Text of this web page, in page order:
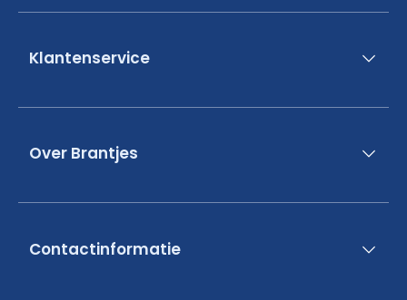
Klantenservice
Over Brantjes
Contactinformatie